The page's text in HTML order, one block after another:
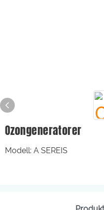
Ozongeneratorer
Modell: A SEREIS